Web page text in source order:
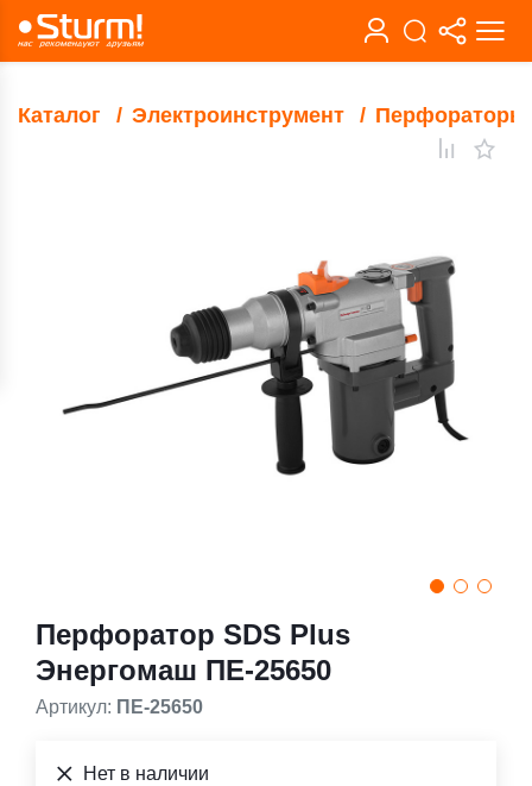
Каталог Электроинструмент Перфораторы
Перфоратор SDS Plus
Энергомаш ПЕ-25650
Артикул: ПЕ-25650
Нет в наличии